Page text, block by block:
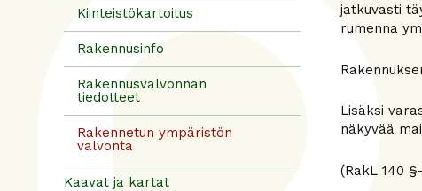
Kiinteistökartoitus
Rakennusinfo
Rakennusvalvonnan
tiedotteet
Rakennetun ympäristön
valvonta
Kaavat ja kartat
jatkuvasti
rumenna
Lisäksi
näkyvää
(RakL 140